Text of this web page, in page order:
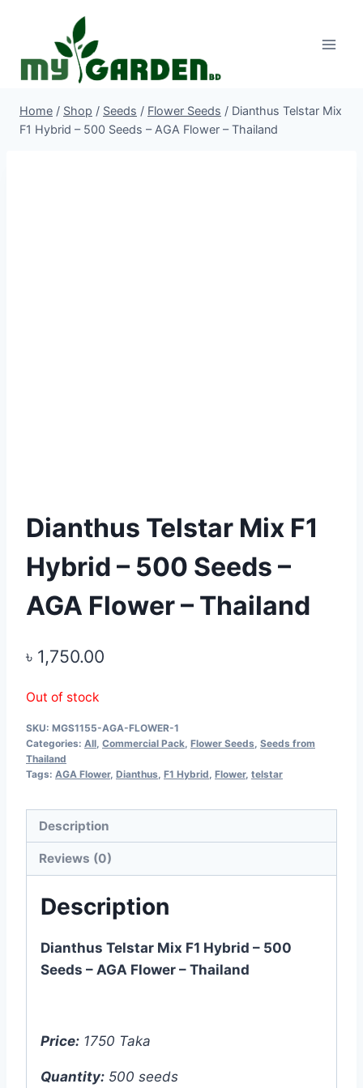
Home / Shop / Seeds / Flower Seeds / Dianthus Telstar Mix
F1 Hybrid – 500 Seeds – AGA Flower – Thailand
Dianthus Telstar Mix F1
Hybrid – 500 Seeds –
AGA Flower – Thailand
৳ 1,750.00
Out of stock
SKU: MGS1155-AGA-FLOWER-1
Categories: All Commercial Pack Flower Seeds Seeds from
Thailand
Tags: AGA Flower, Dianthus F1 Hybrid Flower, telstar
Description
Reviews (0)
Description
Dianthus Telstar Mix F1 Hybrid – 500
Seeds – AGA Flower – Thailand
Price: 1750 Taka
Quantity: 500 seeds